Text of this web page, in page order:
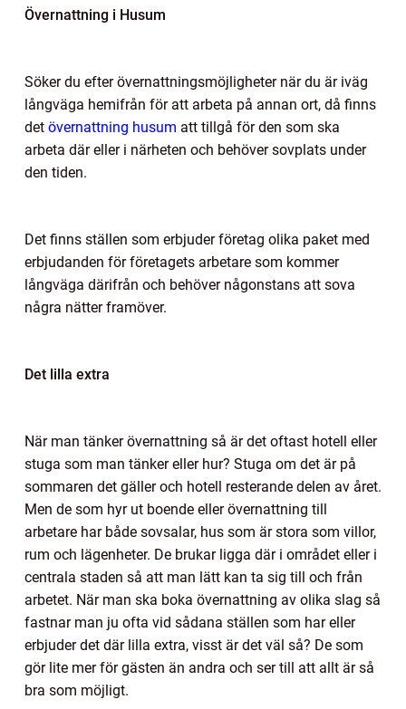
Övernattning i Husum
Söker du efter övernattningsmöjligheter när du är iväg
långväga hemifrån för att arbeta på annan ort, då finns
det övernattning husum att tillgå för den som ska
arbeta där eller i närheten och behöver sovplats under
den tiden.
Det finns ställen som erbjuder företag olika paket med
erbjudanden för företagets arbetare som kommer
långväga därifrån och behöver någonstans att sova
några nätter framöver.
Det lilla extra
När man tänker övernattning så är det oftast hotell eller
stuga som man tänker eller hur? Stuga om det är på
sommaren det gäller och hotell resterande delen av året.
Men de som hyr ut boende eller övernattning till
arbetare har både sovsalar, hus som är stora som villor,
rum och lägenheter. De brukar ligga där i området eller i
centrala staden så att man lätt kan ta sig till och från
arbetet. När man ska boka övernattning av olika slag så
fastnar man ju ofta vid sådana ställen som har eller
erbjuder det där lilla extra, visst är det väl så? De som
gör lite mer för gästen än andra och ser till att allt är så
bra som möjligt.